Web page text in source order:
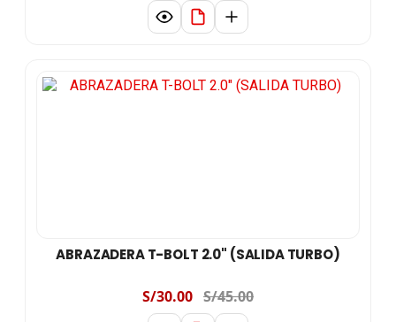
ABRAZADERA T-BOLT 2.0" (SALIDA TURBO)
S/30.00 S/45.00